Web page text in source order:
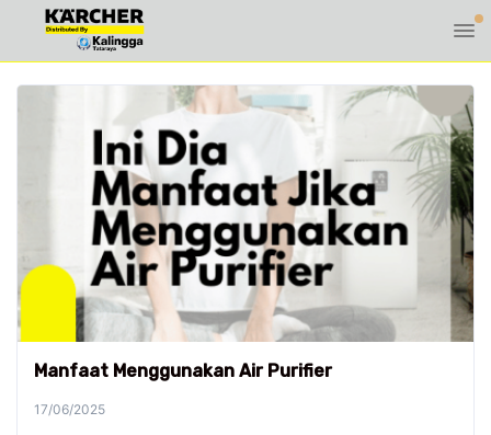
Manfaat Menggunakan Air Purifier
17/06/2025